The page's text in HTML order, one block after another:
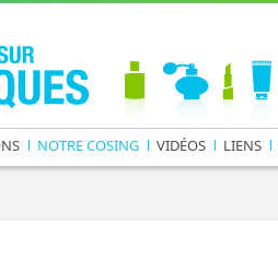
NOTRE COSING VIDÉOS LIENS